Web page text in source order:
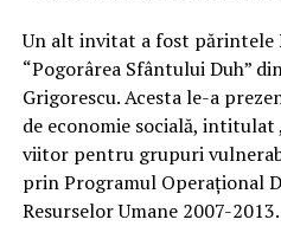
Un alt invitat a fost părintele
“Pogorârea Sfântului Duh”
Grigorescu. Acesta le-a
de economie socială, intitulat
viitor pentru grupuri
prin Programul Operațional
Resurselor Umane 2007-2013.